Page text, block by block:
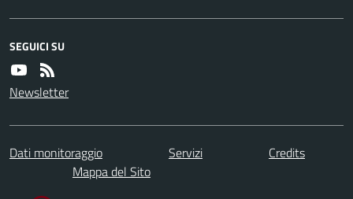
SEGUICI SU
Newsletter
Dati monitoraggio Servizi
Credits
Mappa del Sito